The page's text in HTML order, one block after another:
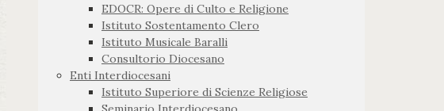
EDOCR: Opere di Culto e Religione
Istituto Sostentamento Clero
Istituto Musicale Baralli
Consultorio Diocesano
Enti Interdiocesani
Istituto Superiore di Scienze Religiose